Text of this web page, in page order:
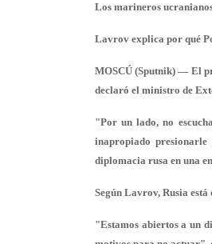
Los marineros
Lavrov explica por qué
MOSCÚ (Sputnik) — El
declaró el ministro de
"Por un lado, no
inapropiado
diplomacia rusa en una
Según Lavrov, Rusia
"Estamos abiertos a un